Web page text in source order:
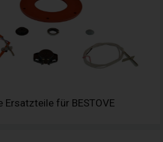
Ersatzteile für BESTOVE